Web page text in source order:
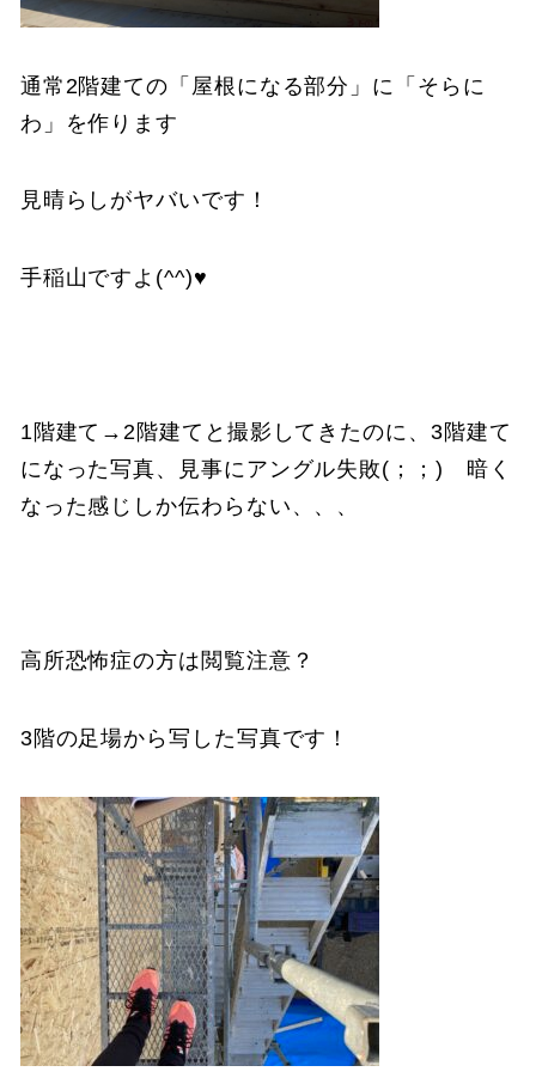
通常2階建ての「屋根になる部分」に「そらに
わ」を作ります
見晴らしがヤバいです！
手稲山ですよ(^^)♥
1階建て→2階建てと撮影してきたのに、3階建て
になった写真、見事にアングル失敗(；；) 暗く
なった感じしか伝わらない、、、
高所恐怖症の方は閲覧注意？
3階の足場から写した写真です！